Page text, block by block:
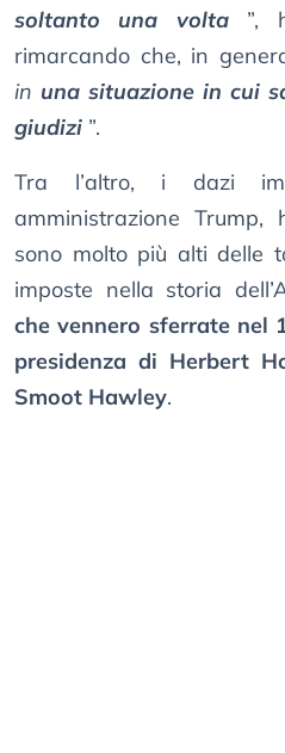
soltanto una volta
”,
rimarcando che, in
in una situazione in cui
giudizi ”.
Tra l’altro, i dazi
amministrazione Trump,
sono molto più alti delle
imposte nella storia
che vennero sferrate nel
presidenza di Herbert
Smoot Hawley.